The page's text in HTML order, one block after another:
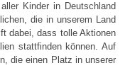
Kinder in Deutschland
die in unserem Land
dabei, dass tolle Aktionen
stattfinden können. Auf
die einen Platz in unserer